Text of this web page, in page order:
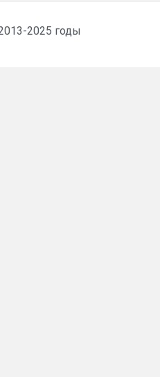
2025 годы